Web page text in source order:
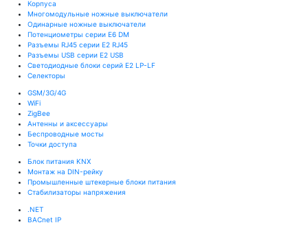
Корпуса
Многомодульные ножные выключатели
Одинарные ножные выключатели
Потенциометры серии E6 DM
Разъемы RJ45 серии E2 RJ45
Разъемы USB серии E2 USB
Светодиодные блоки серий E2 LP-LF
Селекторы
GSM/3G/4G
WiFi
ZigBee
Антенны и аксессуары
Беспроводные мосты
Точки доступа
Блок питания KNX
Монтаж на DIN-рейку
Промышленные штекерные блоки питания
Стабилизаторы напряжения
.NET
BACnet IP